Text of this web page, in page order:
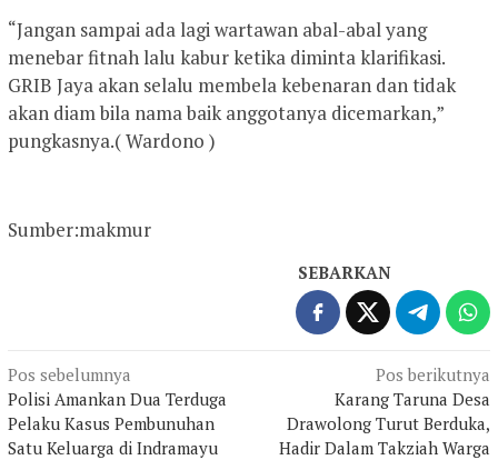
“Jangan sampai ada lagi wartawan abal-abal yang
menebar fitnah lalu kabur ketika diminta klarifikasi.
GRIB Jaya akan selalu membela kebenaran dan tidak
akan diam bila nama baik anggotanya dicemarkan,”
pungkasnya.( Wardono )
Sumber:makmur
SEBARKAN
Navigasi
pos
Pos sebelumnya
Polisi Amankan Dua Terduga
Pelaku Kasus Pembunuhan
Satu Keluarga di Indramayu
Pos berikutnya
Karang Taruna Desa
Drawolong Turut Berduka,
Hadir Dalam Takziah Warga